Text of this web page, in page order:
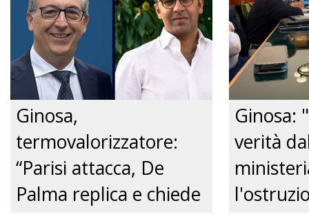
dalla
Just tv
Ginosa,
termovalorizzatore:
“Parisi attacca, De
Palma replica e chiede
Ginosa:
verità